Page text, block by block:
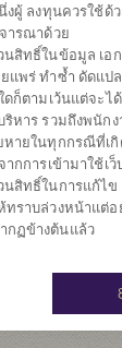
30
การ
วน
ำเนิน
มูลค่า
งผู้ ลงทุนควรใช้
ารณาด้วย
สิทธิ์ในข้อมูล เอ
แพร่ ทำซ้ำ ดัดแป
ดก็ตามเว้นแต่จะ
หาร รวมถึงพนัก
ายในทุกกรณีที่เ
กการเข้ามาใช้เ
สิทธิ์ในการแก้ไข
ทราบล่วงหน้าแต่
กฏข้างต้นแล้ว